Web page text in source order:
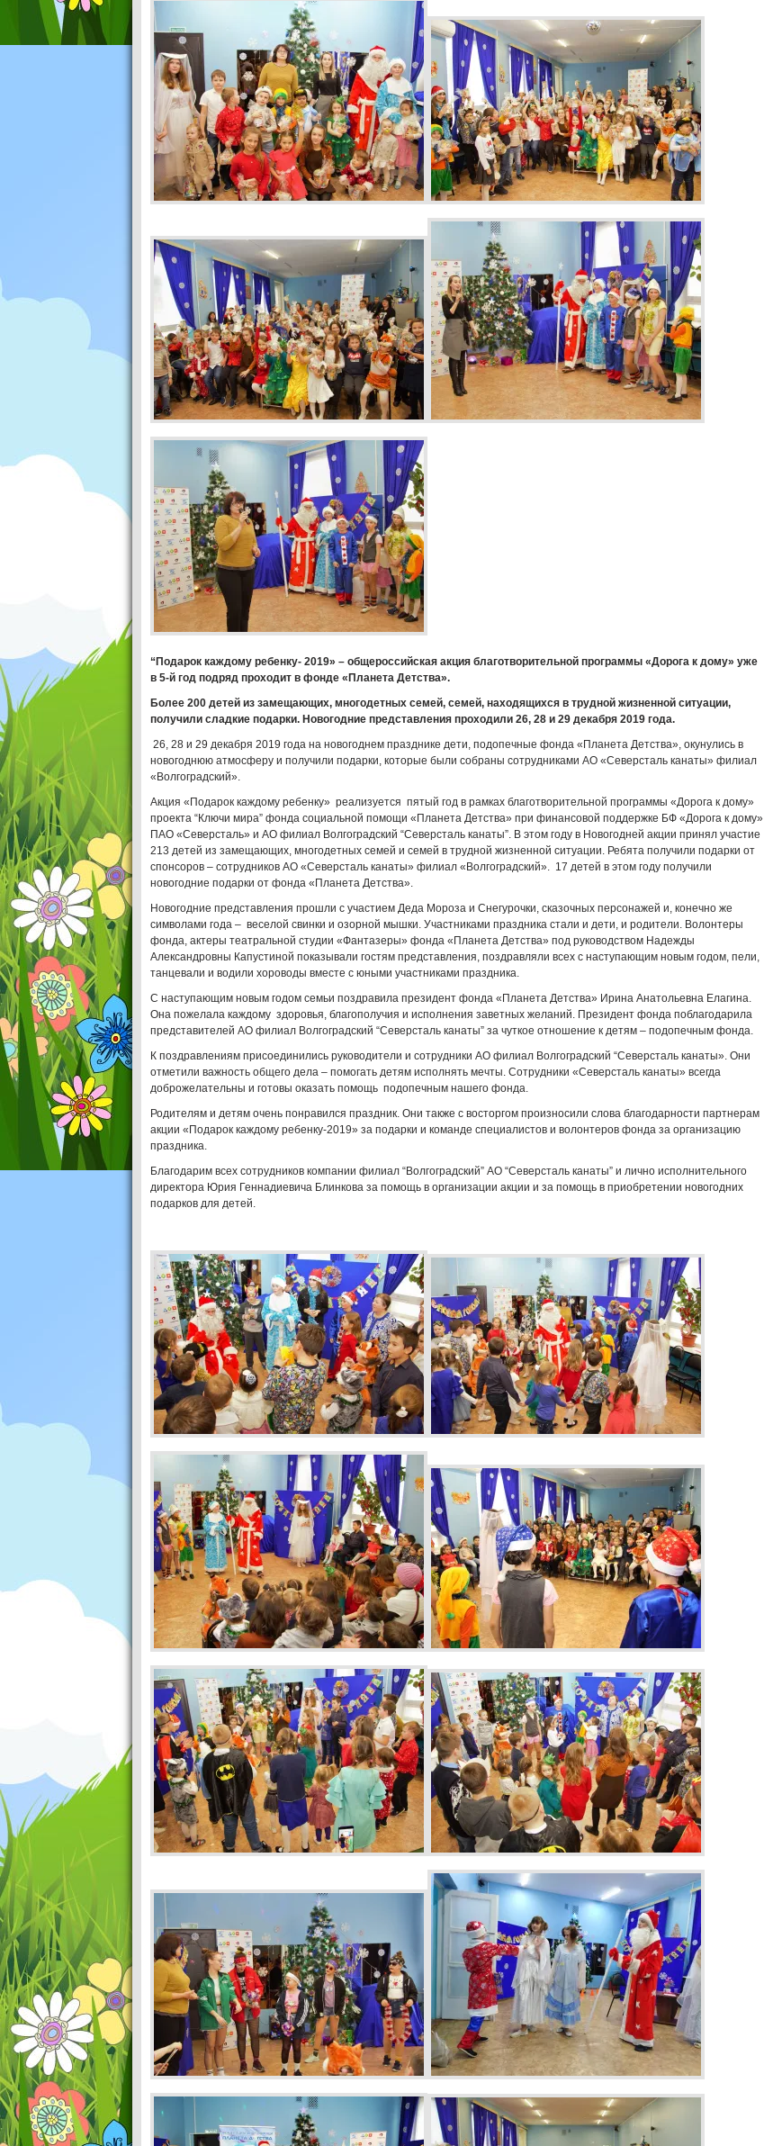
“Подарок каждому ребенку- 2019» – общероссийская акция благотворительной программы «Дорога к дому» уже
в 5-й год подряд проходит в фонде «Планета Детства».
Более 200 детей из замещающих, многодетных семей, семей, находящихся в трудной жизненной ситуации,
получили сладкие подарки. Новогодние представления проходили 26, 28 и 29 декабря 2019 года.
26, 28 и 29 декабря 2019 года на новогоднем празднике дети, подопечные фонда «Планета Детства», окунулись в
новогоднюю атмосферу и получили подарки, которые были собраны сотрудниками АО «Северсталь канаты» филиал
«Волгоградский».
Акция «Подарок каждому ребенку» реализуется пятый год в рамках благотворительной программы «Дорога к дому»
проекта “Ключи мира” фонда социальной помощи «Планета Детства» при финансовой поддержке БФ «Дорога к дому»
ПАО «Северсталь» и АО филиал Волгоградский “Северсталь канаты”. В этом году в Новогодней акции принял участие
213 детей из замещающих, многодетных семей и семей в трудной жизненной ситуации. Ребята получили подарки от
спонсоров – сотрудников АО «Северсталь канаты» филиал «Волгоградский». 17 детей в этом году получили
новогодние подарки от фонда «Планета Детства».
Новогодние представления прошли с участием Деда Мороза и Снегурочки, сказочных персонажей и, конечно же
символами года – веселой свинки и озорной мышки. Участниками праздника стали и дети, и родители. Волонтеры
фонда, актеры театральной студии «Фантазеры» фонда «Планета Детства» под руководством Надежды
Александровны Капустиной показывали гостям представления, поздравляли всех с наступающим новым годом, пели,
танцевали и водили хороводы вместе с юными участниками праздника.
С наступающим новым годом семьи поздравила президент фонда «Планета Детства» Ирина Анатольевна Елагина.
Она пожелала каждому здоровья, благополучия и исполнения заветных желаний. Президент фонда поблагодарила
представителей АО филиал Волгоградский “Северсталь канаты” за чуткое отношение к детям – подопечным фонда.
К поздравлениям присоединились руководители и сотрудники АО филиал Волгоградский “Северсталь канаты». Они
отметили важность общего дела – помогать детям исполнять мечты. Сотрудники «Северсталь канаты» всегда
доброжелательны и готовы оказать помощь подопечным нашего фонда.
Родителям и детям очень понравился праздник. Они также с восторгом произносили слова благодарности партнерам
акции «Подарок каждому ребенку-2019» за подарки и команде специалистов и волонтеров фонда за организацию
праздника.
Благодарим всех сотрудников компании филиал “Волгоградский” АО “Северсталь канаты” и лично исполнительного
директора Юрия Геннадиевича Блинкова за помощь в организации акции и за помощь в приобретении новогодних
подарков для детей.